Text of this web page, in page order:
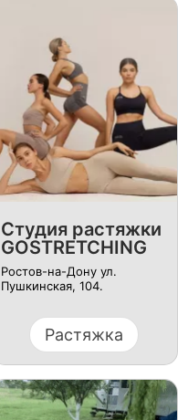
Студия растяжки
GOSTRETCHING
Ростов-на-Дону ул.
Пушкинская, 104.
Растяжка